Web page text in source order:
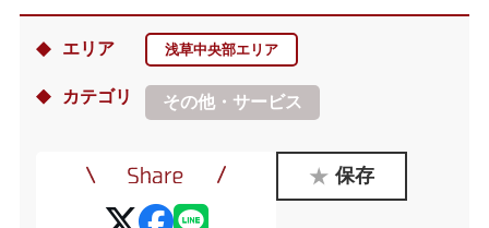
エリア 浅草中央部エリア
カテゴリ その他・サービス
保存